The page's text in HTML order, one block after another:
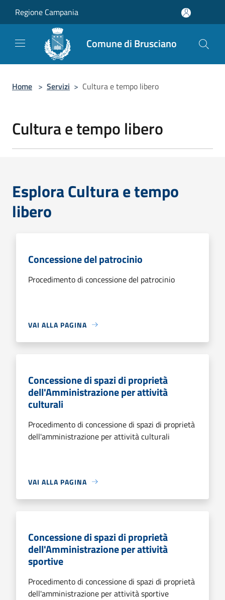
Regione Campania
Comune di Brusciano
Home > Servizi > Cultura e tempo libero
Cultura e tempo libero
Esplora Cultura e tempo
libero
Concessione del patrocinio
Procedimento di concessione del patrocinio
VAI ALLA PAGINA
Concessione di spazi di proprietà
dell'Amministrazione per attività
culturali
Procedimento di concessione di spazi di proprietà
dell'amministrazione per attività culturali
VAI ALLA PAGINA
Concessione di spazi di proprietà
dell'Amministrazione per attività
sportive
Procedimento di concessione di spazi di proprietà
dell'amministrazione per attività sportive